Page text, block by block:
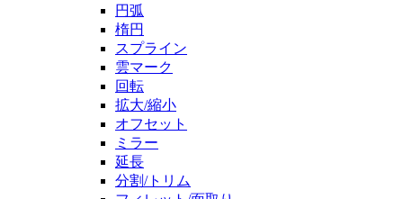
円弧
楕円
スプライン
雲マーク
回転
拡大/縮小
オフセット
ミラー
延長
分割/トリム